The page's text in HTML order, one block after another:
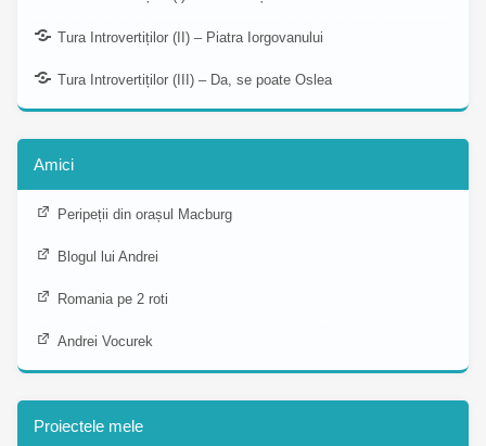
Tura Introvertiților (II) – Piatra Iorgovanului
Tura Introvertiților (III) – Da, se poate Oslea
Amici
Peripeții din orașul Macburg
Blogul lui Andrei
Romania pe 2 roti
Andrei Vocurek
Proiectele mele